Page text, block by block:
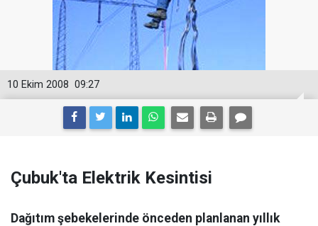
09:27
10 Ekim 2008
Çubuk'ta Elektrik Kesintisi
Dağıtım şebekelerinde önceden planlanan yıllık